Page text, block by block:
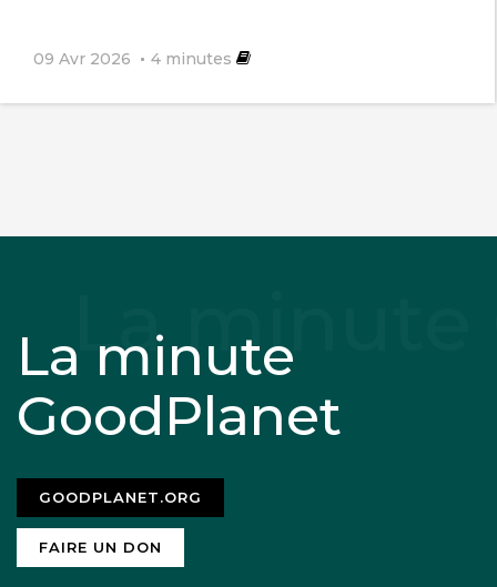
09 Avr 2026 4 minutes
La minute
GoodPlanet
GOODPLANET.ORG
FAIRE UN DON